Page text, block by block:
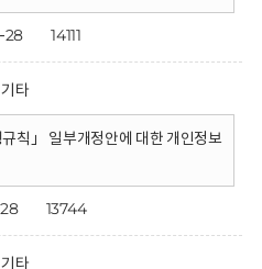
28 14111
기타
규칙」 일부개정안에 대한 개인정보
13744
기타